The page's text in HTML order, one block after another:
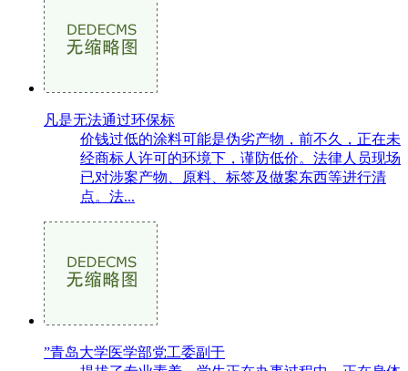
凡是无法通过环保标
价钱过低的涂料可能是伪劣产物，前不久，正在未
经商标人许可的环境下，谨防低价。法律人员现场
已对涉案产物、原料、标签及做案东西等进行清
点。法...
”青岛大学医学部党工委副于